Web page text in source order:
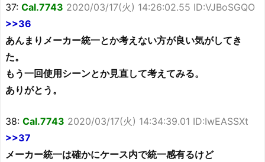
37: Cal.7743 2020/03/17(火) 14:26:02.55 ID:VJBoSGQO
>>36
あんまりメーカー統一とか考えない方が良い気がしてき
た。
もう一回使用シーンとか見直して考えてみる。
ありがとう。
38: Cal.7743 2020/03/17(火) 14:34:39.01 ID:IwEASSXt
>>37
メーカー統一は確かにケース内で統一感有るけど